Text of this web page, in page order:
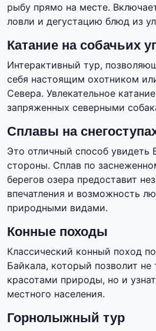
рыбу прямо на месте.
ловли и дегустацию блюд из
Катание на собачьих
Интерактивный тур,
себя настоящим охотником
Севера. Увлекательное
запряженных северными
Сплавы на
Это отличный способ увидеть
стороны. Сплав по
берегов озера предоставит
впечатления и возможность
природными видами.
Конные походы
Классический конный поход
Байкала, который позволит не
красотами природы, но и
местного населения.
Горнолыжный тур